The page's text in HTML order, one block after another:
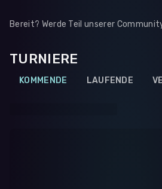
Bereit? Werde Teil unserer
TURNIERE
KOMMENDE LAUFENDE